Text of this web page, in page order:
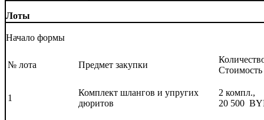
Лоты
Начало формы
№ лота Предмет закупки
Cтоимость
1
Комплект шлангов и упругих
дюритов
2 компл.,
20 500